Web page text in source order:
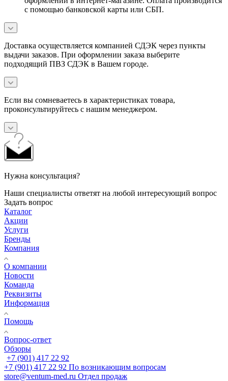
с помощью банковской карты или СБП.
Доставка осуществляется компанией СДЭК через пункты
выдачи заказов. При оформлении заказа выберите
подходящий ПВЗ СДЭК в Вашем городе.
Если вы сомневаетесь в характеристиках товара,
проконсультируйтесь с нашим менеджером.
Нужна консультация?
Наши специалисты ответят на любой интересующий вопрос
Задать вопрос
Каталог
Акции
Услуги
Бренды
Компания
О компании
Новости
Команда
Реквизиты
Информация
Помощь
Вопрос-ответ
Обзоры
+7 (901) 417 22 92
+7 (901) 417 22 92 По возникающим вопросам
store@ventum-med.ru Отдел продаж